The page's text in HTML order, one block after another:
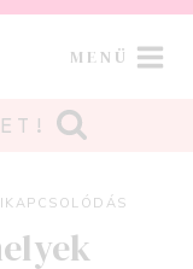
MENÜ